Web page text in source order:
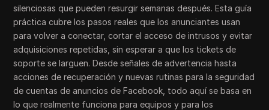
silenciosas que pueden resurgir semanas después. Esta guía
práctica cubre los pasos reales que los anunciantes usan
para volver a conectar, cortar el acceso de intrusos y evitar
adquisiciones repetidas, sin esperar a que los tickets de
soporte se larguen. Desde señales de advertencia hasta
acciones de recuperación y nuevas rutinas para la seguridad
de cuentas de anuncios de Facebook, todo aquí se basa en
lo que realmente funciona para equipos y para los